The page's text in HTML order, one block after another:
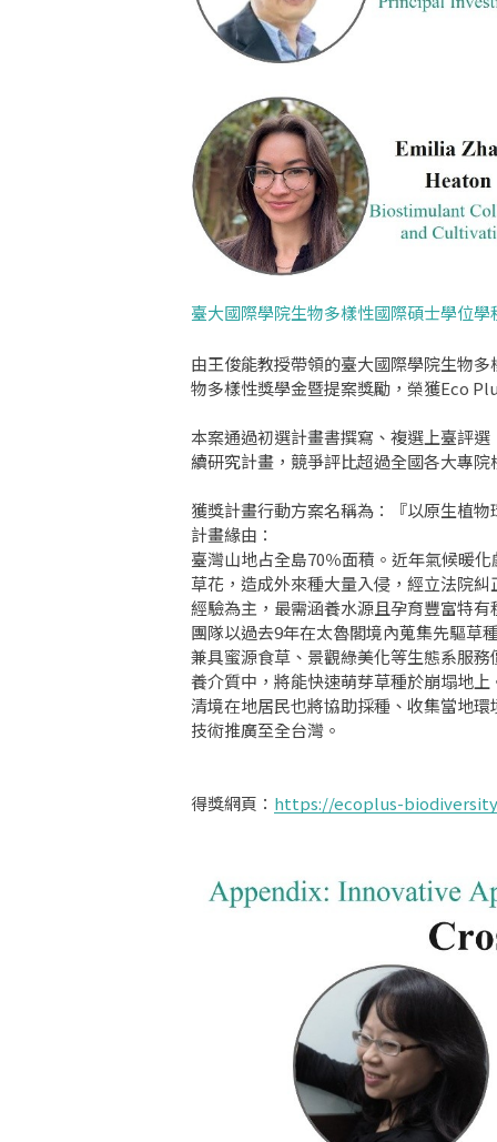
臺大國際學院生物多樣性國際碩士學位
由王俊能教授帶領的臺大國際學院生物
物多樣性獎學金暨提案獎勵，榮獲Eco
本案通過初選計畫書撰寫、複選上臺評
續研究計畫，競爭評比超過全國各大專
獲獎計畫行動方案名稱為：『以原生植
計畫緣由：
臺灣山地占全島70％面積。近年氣候暖
草花，造成外來種大量入侵，經立法院
經驗為主，最需涵養水源且孕育豐富特
團隊以過去9年在太魯閣境內蒐集先驅草
兼具蜜源食草、景觀綠美化等生態系服
養介質中，將能快速萌芽草種於崩塌地上
清境在地居民也將協助採種、收集當地
技術推廣至全台灣。
得獎網頁： https://ecoplus-